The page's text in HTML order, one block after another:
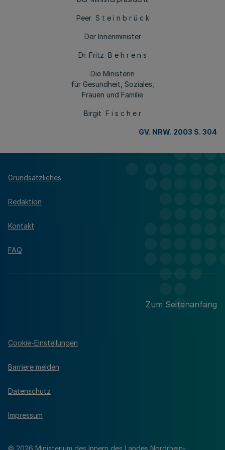
Peer S t e i n b r ü c k
Der Innenminister
Dr. Fritz B e h r e n s
Die Ministerin
für Gesundheit, Soziales,
Frauen und Familie
Birgit F i s c h e r
GV. NRW. 2003 S. 304
Grundsätzliches
Redaktion
Kontakt
FAQ
Zum Seitenanfang
© 2026 Ministerium des Innern des Landes Nordrhein-
Cookie-Einstellungen
Barriere melden
Datenschutz
Impressum